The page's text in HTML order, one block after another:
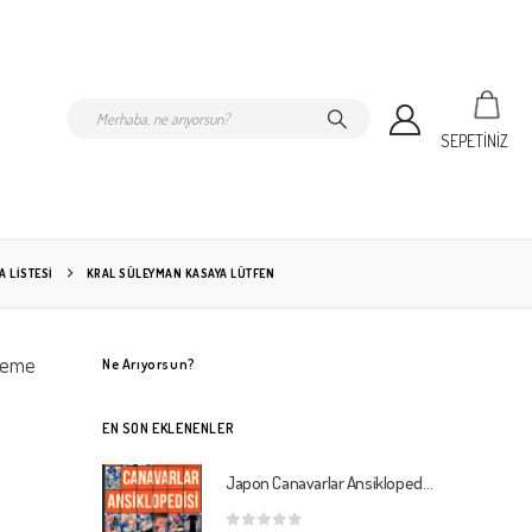
SEPETİNİZ
LISTESI KRAL SÜLEYMAN KASAYA LÜTFEN
Ne Arıyorsun?
EN SON EKLENENLER